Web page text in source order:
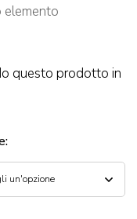
elemento
questo prodotto in
: